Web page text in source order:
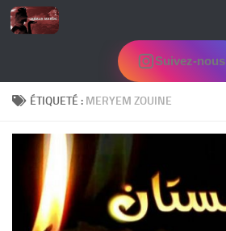
Skip to content
Suivez-nous
ÉTIQUETÉ : MERYEM ZOUINE